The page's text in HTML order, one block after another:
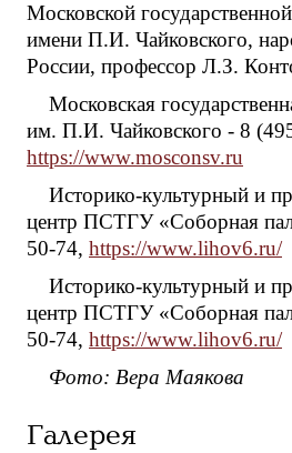
Московской
имени П.И. Чайковского,
России, профессор Л.З.
Московская
им. П.И. Чайковского - 8
https://www.mosconsv.ru
Историко-культурный и
центр ПСТГУ «Соборная
50-74, https://www.lihov6.ru/
Историко-культурный и
центр ПСТГУ «Соборная
50-74, https://www.lihov6.ru/
Фото: Вера Маякова
Галерея